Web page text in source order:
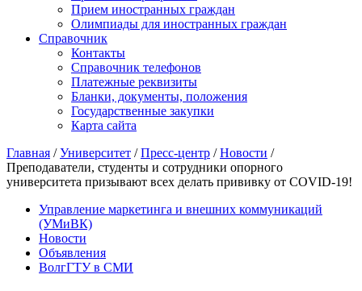
Прием иностранных граждан
Олимпиады для иностранных граждан
Справочник
Контакты
Справочник телефонов
Платежные реквизиты
Бланки, документы, положения
Государственные закупки
Карта сайта
Главная /Университет /Пресс-центр /Новости /
Преподаватели, студенты и сотрудники опорного
университета призывают всех делать прививку от COVID-19!
Управление маркетинга и внешних коммуникаций
(УМиВК)
Новости
Объявления
ВолгГТУ в СМИ